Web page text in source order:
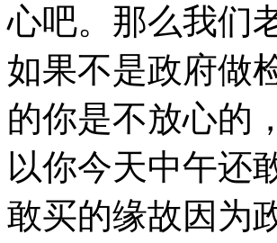
心吧。那么我们
如果不是政府做
的你是不放心的
以你今天中午还
敢买的缘故因为